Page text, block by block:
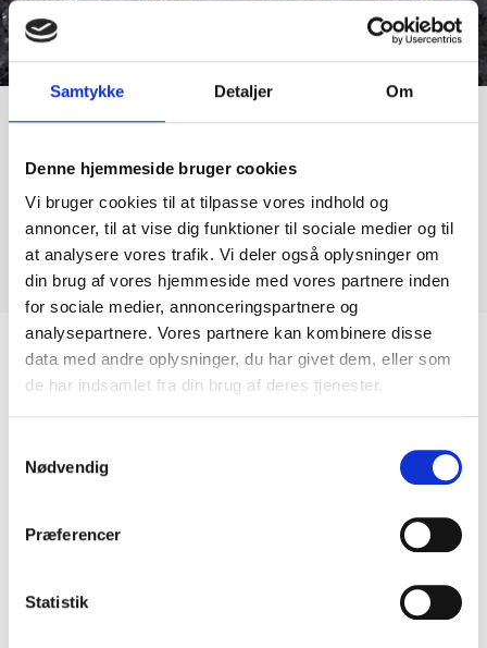
Samtykke Detaljer Om
Denne hjemmeside bruger cookies
Vi bruger cookies til at tilpasse vores indhold og
annoncer, til at vise dig funktioner til sociale medier og til
at analysere vores trafik. Vi deler også oplysninger om
din brug af vores hjemmeside med vores partnere inden
for sociale medier, annonceringspartnere og
analysepartnere. Vores partnere kan kombinere disse
data med andre oplysninger, du har givet dem, eller som
de har indsamlet fra din brug af deres tjenester.
Nødvendig
Præferencer
Statistik
Blue Pearl / Lys Labrador
Overflade: Poleret
Anvendelse: Bordplader, vinduesplader og gulve.
Oprindelsesland: Norge
Type: Granit
Relaterede Varer